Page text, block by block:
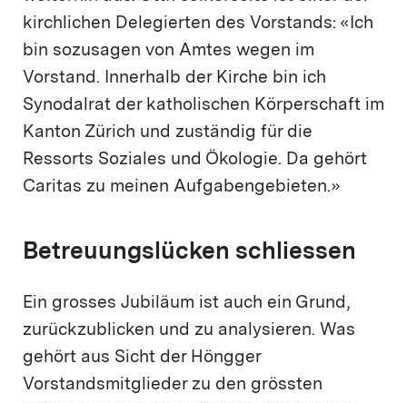
kirchlichen Delegierten des Vorstands: «Ich
bin sozusagen von Amtes wegen im
Vorstand. Innerhalb der Kirche bin ich
Synodalrat der katholischen Körperschaft im
Kanton Zürich und zuständig für die
Ressorts Soziales und Ökologie. Da gehört
Caritas zu meinen Aufgabengebieten.»
Betreuungslücken schliessen
Ein grosses Jubiläum ist auch ein Grund,
zurückzublicken und zu analysieren. Was
gehört aus Sicht der Höngger
Vorstandsmitglieder zu den grössten